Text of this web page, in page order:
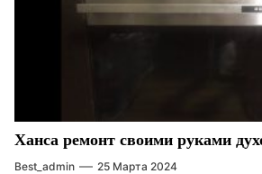
Ханса ремонт своими руками
Best_admin 25 Марта 2024